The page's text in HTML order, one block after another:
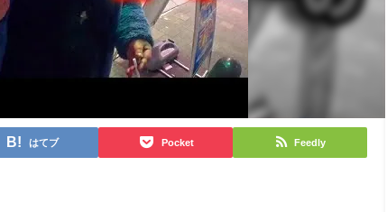
はてブ Pocket Feedly